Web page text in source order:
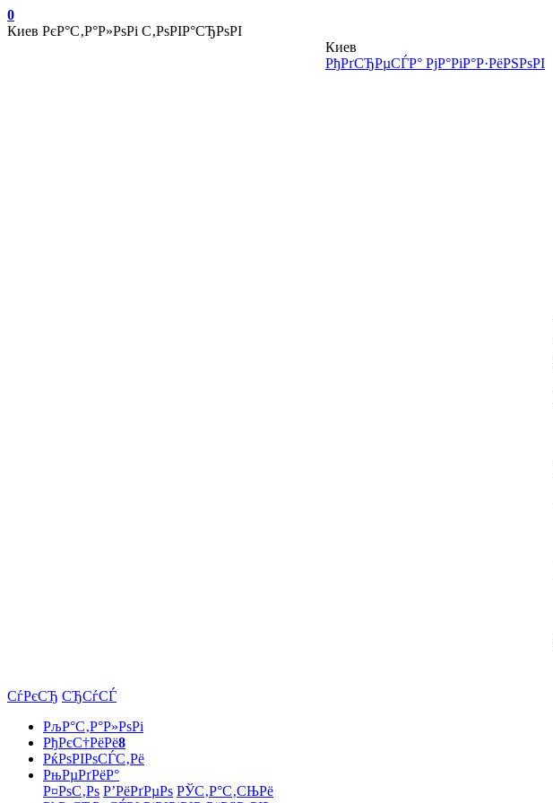
0
Киев РєР°С‚Р°Р»РѕРі С‚РѕРІР°СЂРѕРІ
Киев
РђРґСЂРµСЃР° РјР°РіР°Р·РёРЅРѕРІ
СѓРєСЂ СЂСѓСЃ
РљР°С‚Р°Р»РѕРі
РђРєС†РёРё8
РќРѕРІРѕСЃС‚Рё
РњРµРґРёР°
Р¤РѕС‚Рѕ Р’РёРґРµРѕ РЎС‚Р°С‚СЊРё